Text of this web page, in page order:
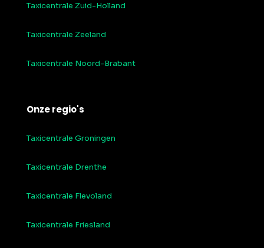
Taxicentrale Zuid-Holland
Taxicentrale Zeeland
Taxicentrale Noord-Brabant
Onze regio's
Taxicentrale Groningen
Taxicentrale Drenthe
Taxicentrale Flevoland
Taxicentrale Friesland